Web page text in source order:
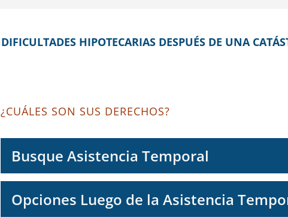
DIFICULTADES HIPOTECARIAS DESPUÉS DE UNA
¿CUÁLES SON SUS DERECHOS?
Busque Asistencia Temporal
Opciones Luego de la Asistencia